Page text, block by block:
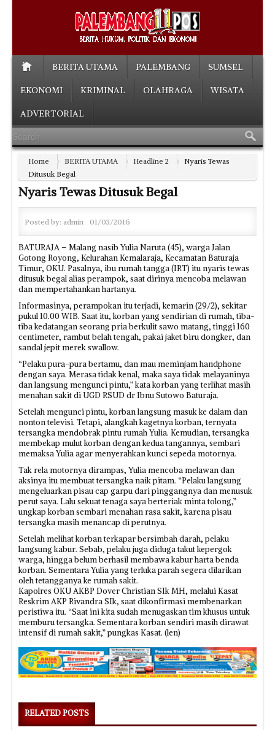
BERITA UTAMA PALEMBANG SUMSEL
EKONOMI KRIMINAL OLAHRAGA WISATA
ADVERTORIAL
Home BERITA UTAMA Headline 2
Nyaris Tewas
Ditusuk Begal
Nyaris Tewas Ditusuk Begal
Posted by: admin 01/03/2016
BATURAJA – Malang nasib Yulia Naruta (45), warga Jalan
Gotong Royong, Kelurahan Kemalaraja, Kecamatan Baturaja
Timur, OKU. Pasalnya, ibu rumah tangga (IRT) itu nyaris tewas
ditusuk begal alias perampok, saat dirinya mencoba melawan
dan mempertahankan hartanya.
Informasinya, perampokan itu terjadi, kemarin (29/2), sekitar
pukul 10.00 WIB. Saat itu, korban yang sendirian di rumah, tiba-
tiba kedatangan seorang pria berkulit sawo matang, tinggi 160
centimeter, rambut belah tengah, pakai jaket biru dongker, dan
sandal jepit merek swallow.
“Pelaku pura-pura bertamu, dan mau meminjam handphone
dengan saya. Merasa tidak kenal, maka saya tidak melayaninya
dan langsung mengunci pintu,” kata korban yang terlihat masih
menahan sakit di UGD RSUD dr Ibnu Sutowo Baturaja.
Setelah mengunci pintu, korban langsung masuk ke dalam dan
nonton televisi. Tetapi, alangkah kagetnya korban, ternyata
tersangka mendobrak pintu rumah Yulia. Kemudian, tersangka
membekap mulut korban dengan kedua tangannya, sembari
memaksa Yulia agar menyerahkan kunci sepeda motornya.
Tak rela motornya dirampas, Yulia mencoba melawan dan
aksinya itu membuat tersangka naik pitam. “Pelaku langsung
mengeluarkan pisau cap garpu dari pinggangnya dan menusuk
perut saya. Lalu sekuat tenaga saya berteriak minta tolong,”
ungkap korban sembari menahan rasa sakit, karena pisau
tersangka masih menancap di perutnya.
Setelah melihat korban terkapar bersimbah darah, pelaku
langsung kabur. Sebab, pelaku juga diduga takut kepergok
warga, hingga belum berhasil membawa kabur harta benda
korban. Sementara Yulia yang terluka parah segera dilarikan
oleh tetangganya ke rumah sakit.
Kapolres OKU AKBP Dover Christian SIk MH, melalui Kasat
Reskrim AKP Rivandra SIk, saat dikonfirmasi membenarkan
peristiwa itu. “Saat ini kita sudah menugaskan tim khusus untuk
memburu tersangka. Sementara korban sendiri masih dirawat
intensif di rumah sakit,” pungkas Kasat. (len)
RELATED POSTS